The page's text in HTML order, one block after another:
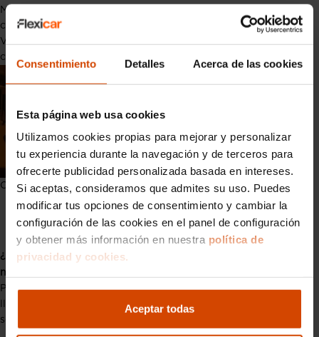
Consentimiento Detalles Acerca de las cookies
Esta página web usa cookies
Utilizamos cookies propias para mejorar y personalizar
tu experiencia durante la navegación y de terceros para
ofrecerte publicidad personalizada basada en intereses.
Si aceptas, consideramos que admites su uso. Puedes
modificar tus opciones de consentimiento y cambiar la
configuración de las cookies en el panel de configuración
y obtener más información en nuestra política de
privacidad y cookies.
Aceptar todas
Mantén limpias las lentes para que no se pierda luminosidad ni
claridad.
Verifica que sigan estando bien fijadas y en su posición
correcta.
Consecuencias que no llevar las luces de gálibo
Preguntas frecuentes sobre luces
de gálibo
¿Por qué mi coche no tiene luces de gálibo si las luces
normales funcionan bien?
Porque en turismos o vehículos ligeros no suele ser obligatorio
llevarlas, salvo que por modificaciones (como cargas
sobresalientes) se excedan las dimensiones permitidas.